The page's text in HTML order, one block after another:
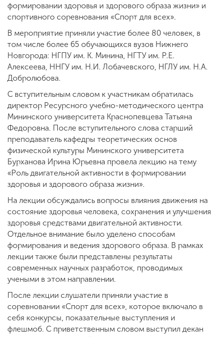
формировании здоровья и здорового образа жизни» и
спортивного соревнования «Спорт для всех».
В мероприятие приняли участие более 80 человек, в
том числе более 65 обучающихся вузов Нижнего
Новгорода: НГПУ им. К. Минина, НГТУ им. Р.Е.
Алексеева, ННГУ им. Н.И. Лобачевского, НГЛУ им. Н.А.
Добролюбова.
С вступительным словом к участникам обратилась
директор Ресурсного учебно-методического центра
Мининского университета Краснопевцева Татьяна
Федоровна. После вступительного слова старший
преподаватель кафедры теоретических основ
физической культуры Мининского университета
Бурханова Ирина Юрьевна провела лекцию на тему
«Роль двигательной активности в формировании
здоровья и здорового образа жизни».
На лекции обсуждались вопросы влияния движения на
состояние здоровья человека, сохранения и улучшения
здоровья средствами двигательной активности.
Отдельное внимание было уделено способам
формирования и ведения здорового образа. В рамках
лекции также были представлены результаты
современных научных разработок, проводимых
учеными в этом направлении.
После лекции слушатели приняли участие в
соревновании «Спорт для всех», которое включало в
себя конкурсы, показательные выступления и
флешмоб. С приветственным словом выступил декан